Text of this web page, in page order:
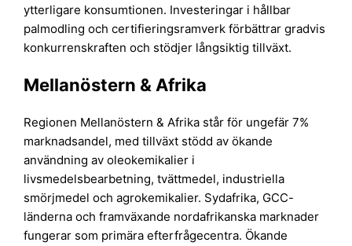
ytterligare konsumtionen. Investeringar i hållbar
palmodling och certifieringsramverk förbättrar gradvis
konkurrenskraften och stödjer långsiktig tillväxt.
Mellanöstern & Afrika
Regionen Mellanöstern & Afrika står för ungefär 7%
marknadsandel, med tillväxt stödd av ökande
användning av oleokemikalier i
livsmedelsbearbetning, tvättmedel, industriella
smörjmedel och agrokemikalier. Sydafrika, GCC-
länderna och framväxande nordafrikanska marknader
fungerar som primära efterfrågecentra. Ökande